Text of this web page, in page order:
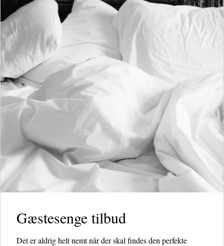
Gæstesenge tilbud
Det er aldrig helt nemt når der skal findes den perfekte